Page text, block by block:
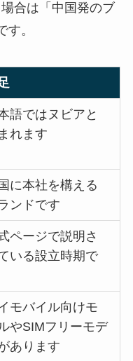
合は「中国発のブ
。
語ではヌビアと
れます
に本社を構える
ンドです
ページで説明さ
いる設立時期で
モバイル向けモ
やSIMフリーモデ
あります